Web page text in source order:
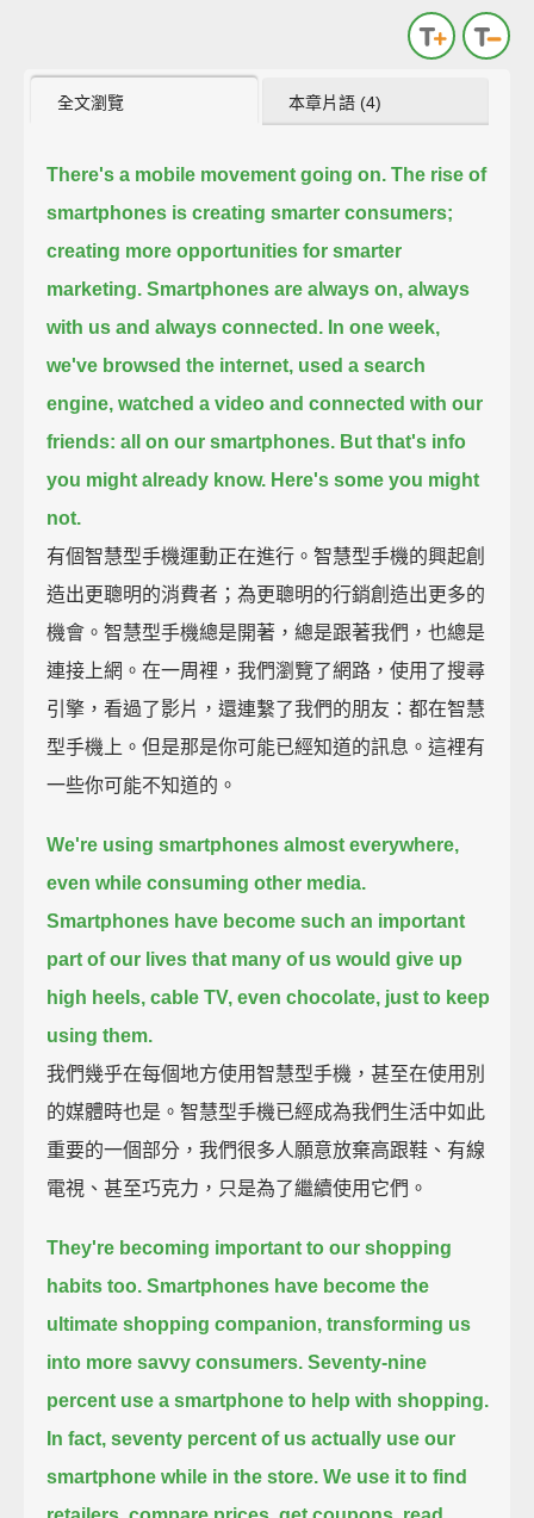
全文瀏覽 本章片語 (4)
There's a mobile movement going on. The rise of
smartphones is creating smarter consumers;
creating more opportunities for smarter
marketing. Smartphones are always on, always
with us and always connected. In one week,
we've browsed the internet, used a search
engine, watched a video and connected with our
friends: all on our smartphones. But that's info
you might already know. Here's some you might
not.
有個智慧型手機運動正在進行。智慧型手機的興起創
造出更聰明的消費者；為更聰明的行銷創造出更多的
機會。智慧型手機總是開著，總是跟著我們，也總是
連接上網。在一周裡，我們瀏覽了網路，使用了搜尋
引擎，看過了影片，還連繫了我們的朋友：都在智慧
型手機上。但是那是你可能已經知道的訊息。這裡有
一些你可能不知道的。
We're using smartphones almost everywhere,
even while consuming other media.
Smartphones have become such an important
part of our lives that many of us would give up
high heels, cable TV, even chocolate, just to keep
using them.
我們幾乎在每個地方使用智慧型手機，甚至在使用別
的媒體時也是。智慧型手機已經成為我們生活中如此
重要的一個部分，我們很多人願意放棄高跟鞋、有線
電視、甚至巧克力，只是為了繼續使用它們。
They're becoming important to our shopping
habits too. Smartphones have become the
ultimate shopping companion, transforming us
into more savvy consumers. Seventy-nine
percent use a smartphone to help with shopping.
In fact, seventy percent of us actually use our
smartphone while in the store. We use it to find